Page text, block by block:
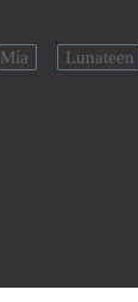
Mía Lunateen